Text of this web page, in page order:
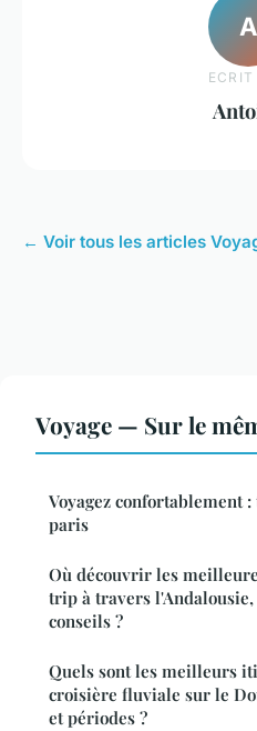
A
ECRIT
← Voir tous les articles
Voyage — Sur le
Voyagez confortablement
paris
Où découvrir les
trip à travers
conseils ?
Quels sont les meilleurs
croisière fluviale sur le
et périodes ?